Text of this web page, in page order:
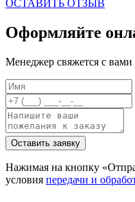
ОСТАВИТЬ ОТЗЫВ
Оформляйте
Менеджер свяжется с
Оставить заявку
Нажимая на кнопку
условия передачи и